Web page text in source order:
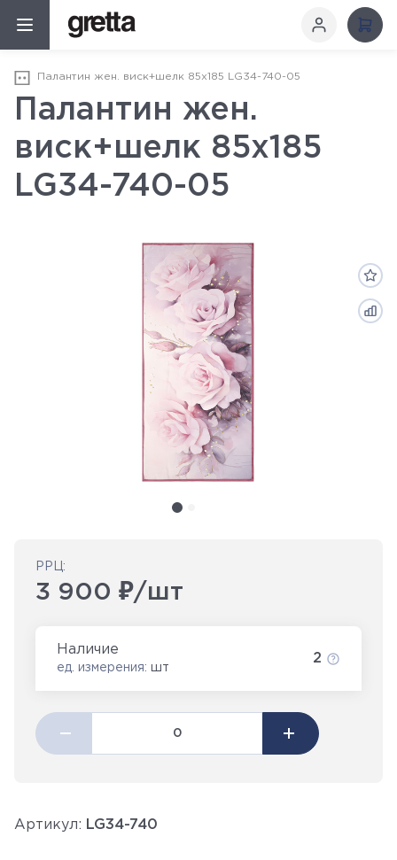
Палантин жен. виск+шелк 85х185 LG34-740-05
Палантин жен.
виск+шелк 85х185
LG34-740-05
Артикул: LG34-740
РРЦ:
3 900 ₽/шт
Наличие
ед. измерения: шт
2